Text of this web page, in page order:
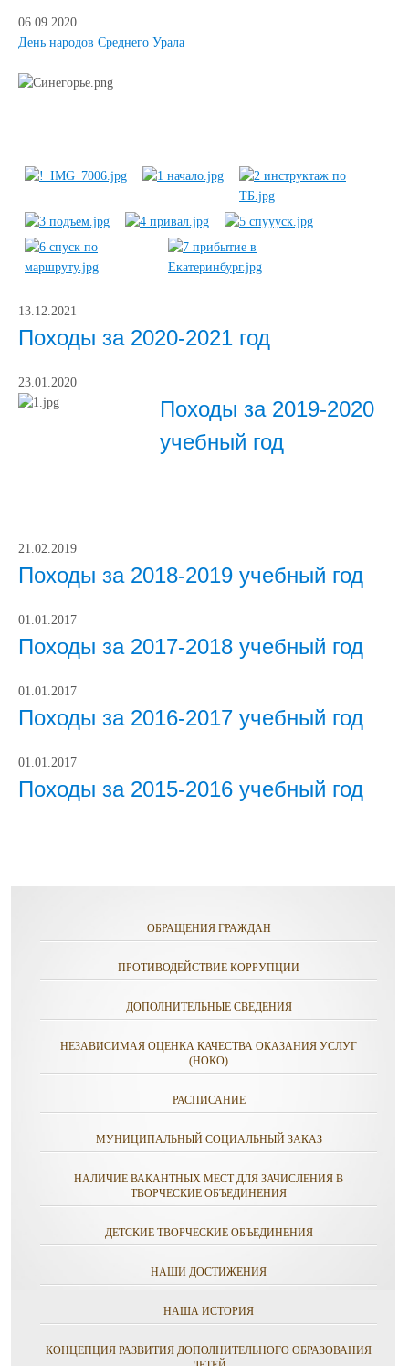
06.09.2020
День народов Среднего Урала
13.12.2021
Походы за 2020-2021 год
23.01.2020
Походы за 2019-2020
учебный год
21.02.2019
Походы за 2018-2019 учебный год
01.01.2017
Походы за 2017-2018 учебный год
01.01.2017
Походы за 2016-2017 учебный год
01.01.2017
Походы за 2015-2016 учебный год
ОБРАЩЕНИЯ ГРАЖДАН
ПРОТИВОДЕЙСТВИЕ КОРРУПЦИИ
ДОПОЛНИТЕЛЬНЫЕ СВЕДЕНИЯ
НЕЗАВИСИМАЯ ОЦЕНКА КАЧЕСТВА ОКАЗАНИЯ УСЛУГ
(НОКО)
РАСПИСАНИЕ
МУНИЦИПАЛЬНЫЙ СОЦИАЛЬНЫЙ ЗАКАЗ
НАЛИЧИЕ ВАКАНТНЫХ МЕСТ ДЛЯ ЗАЧИСЛЕНИЯ В
ТВОРЧЕСКИЕ ОБЪЕДИНЕНИЯ
ДЕТСКИЕ ТВОРЧЕСКИЕ ОБЪЕДИНЕНИЯ
НАШИ ДОСТИЖЕНИЯ
НАША ИСТОРИЯ
КОНЦЕПЦИЯ РАЗВИТИЯ ДОПОЛНИТЕЛЬНОГО ОБРАЗОВАНИЯ